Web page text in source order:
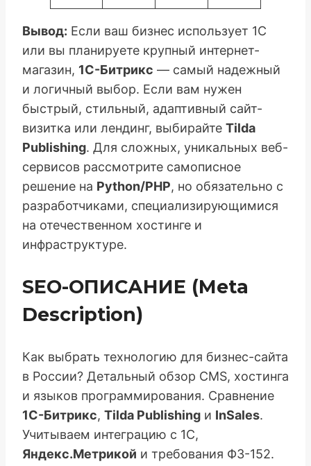
Вывод: Если ваш бизнес использует 1С
или вы планируете крупный интернет-
магазин, 1С-Битрикс — самый надежный
и логичный выбор. Если вам нужен
быстрый, стильный, адаптивный сайт-
визитка или лендинг, выбирайте Tilda
Publishing. Для сложных, уникальных веб-
сервисов рассмотрите самописное
решение на Python/PHP, но обязательно с
разработчиками, специализирующимися
на отечественном хостинге и
инфраструктуре.
SEO-ОПИСАНИЕ (Meta
Description)
Как выбрать технологию для бизнес-сайта
в России? Детальный обзор CMS, хостинга
и языков программирования. Сравнение
1С-Битрикс, Tilda Publishing и InSales.
Учитываем интеграцию с 1С,
Яндекс.Метрикой и требования ФЗ-152.